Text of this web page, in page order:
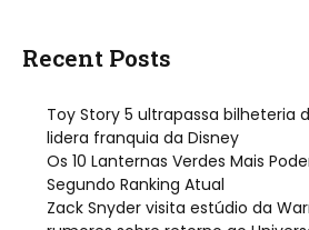
Recent Posts
Toy Story 5 ultrapassa bilheteria
lidera franquia da Disney
Os 10 Lanternas Verdes Mais
Segundo Ranking Atual
Zack Snyder visita estúdio da